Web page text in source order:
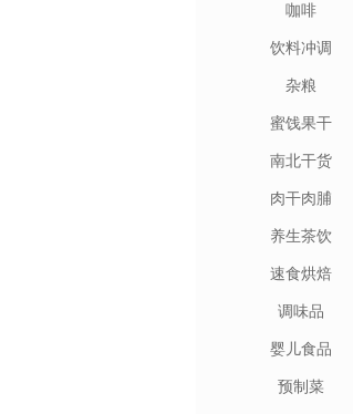
咖啡
饮料冲调
杂粮
蜜饯果干
南北干货
肉干肉脯
养生茶饮
速食烘焙
调味品
婴儿食品
预制菜